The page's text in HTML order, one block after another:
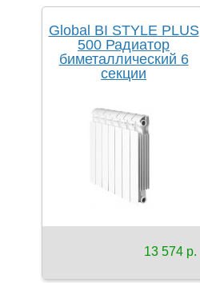
Global BI STYLE PLUS
500 Радиатор
биметаллический 6
секции
13 574 р.